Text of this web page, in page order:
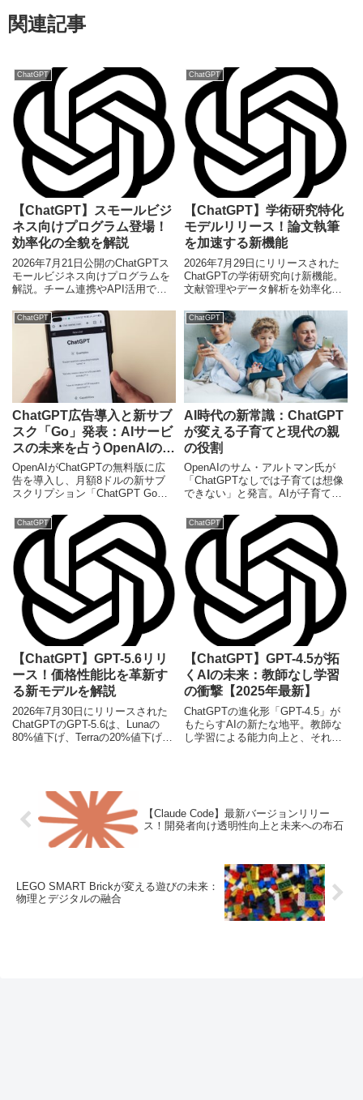
関連記事
ChatGPT
【ChatGPT】スモールビジ
ネス向けプログラム登場！
効率化の全貌を解説
2026年7月21日公開のChatGPTス
モールビジネス向けプログラムを
解説。チーム連携やAPI活用で中
機能の全貌をお届けします。
ChatGPT
【ChatGPT】学術研究特化
モデルリリース！論文執筆
を加速する新機能
2026年7月29日にリリースされた
ChatGPTの学術研究向け新機能。
文献管理やデータ解析を効率化
アップデートを徹底解説します。
ChatGPT
ChatGPT広告導入と新サブ
スク「Go」発表：AIサービ
スの未来を占うOpenAIの戦
略
OpenAIがChatGPTの無料版に広
告を導入し、月額8ドルの新サブ
スクリプション「ChatGPT Go」
と収益化戦略の転換点となるこの
動きが、ユーザー体験や業界全体
に与える影響を深掘りします。
ChatGPT
AI時代の新常識：ChatGPT
が変える子育てと現代の親
の役割
OpenAIのサム・アルトマン氏が
「ChatGPTなしでは子育ては想像
できない」と発言。AIが子育てに
そして日本市場における可能性と
今後の展望を専門ライターが解説
します。
ChatGPT
【ChatGPT】GPT-5.6リリ
ース！価格性能比を革新す
る新モデルを解説
2026年7月30日にリリースされた
ChatGPTのGPT-5.6は、Lunaの
80%値下げ、Terraの20%値下げ、
例を初心者・エンジニア双方にわ
かりやすく解説します。
ChatGPT
【ChatGPT】GPT-4.5が拓
くAIの未来：教師なし学習
の衝撃【2025年最新】
ChatGPTの進化形「GPT-4.5」が
もたらすAIの新たな地平。教師な
し学習による能力向上と、それが
【Claude Code】最新バージョンリリー
ス！開発者向け透明性向上と未来への布石
LEGO SMART Brickが変える遊びの未来：
物理とデジタルの融合